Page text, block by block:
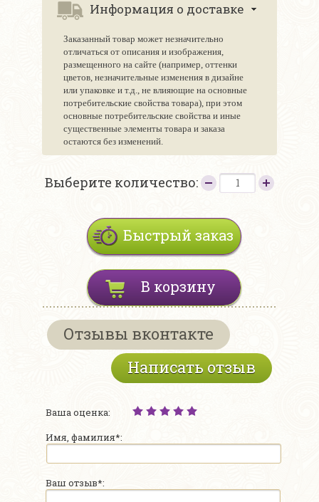
Информация о доставке
Заказанный товар может незначительно
отличаться от описания и изображения,
размещенного на сайте (например, оттенки
цветов, незначительные изменения в дизайне
или упаковке и т.д., не влияющие на основные
потребительские свойства товара), при этом
основные потребительские свойства и иные
существенные элементы товара и заказа
остаются без изменений.
Выберите количество:
Быстрый заказ
В корзину
Отзывы вконтакте
Написать отзыв
Ваша оценка:
Имя, фамилия*:
Ваш отзыв*: